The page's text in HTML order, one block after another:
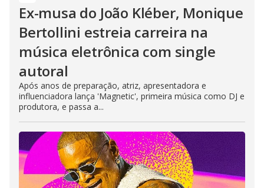
Ex-musa do João Kléber, Monique
Bertollini estreia carreira na
música eletrônica com single
autoral
Após anos de preparação, atriz, apresentadora e
influenciadora lança 'Magnetic', primeira música como DJ e
produtora, e passa a...